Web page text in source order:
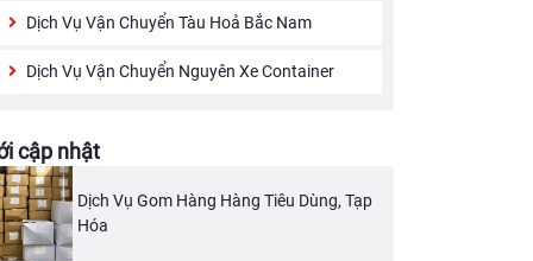
Dịch Vụ Vận Chuyển Tàu Hoả Bắc Nam
Dịch Vụ Vận Chuyển Nguyên Xe Container
cập nhật
Dịch Vụ Gom Hàng Hàng Tiêu Dùng, Tạp
Hóa